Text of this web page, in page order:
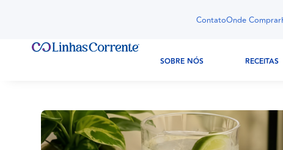
ContatoOnde Comprar
SOBRE NÓS RECEITAS